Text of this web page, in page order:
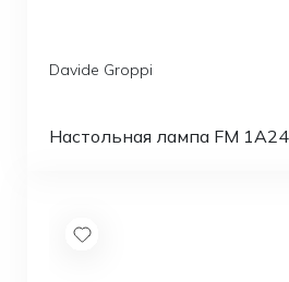
Davide Groppi
Настольная лампа FM